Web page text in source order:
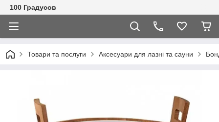
100 Градусов
Товари та послуги Аксесуари для лазні та сауни